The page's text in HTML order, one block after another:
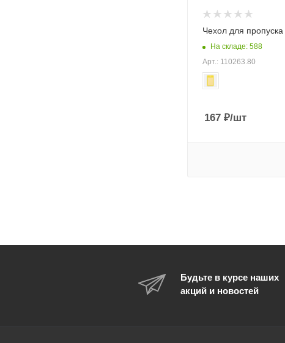
Чехол для
На складе: 588
Арт.: 110263.80
167 ₽/шт
Будьте в курсе наших
акций и новостей